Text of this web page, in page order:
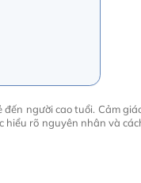
người cao tuổi. Cảm
rõ nguyên nhân và